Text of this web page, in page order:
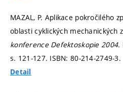
MAZAL, P. Aplikace pokročilého
oblasti cyklických mechanických
konference Defektoskopie 2004.
s. 121-127. ISBN: 80-214-2749-3.
Detail